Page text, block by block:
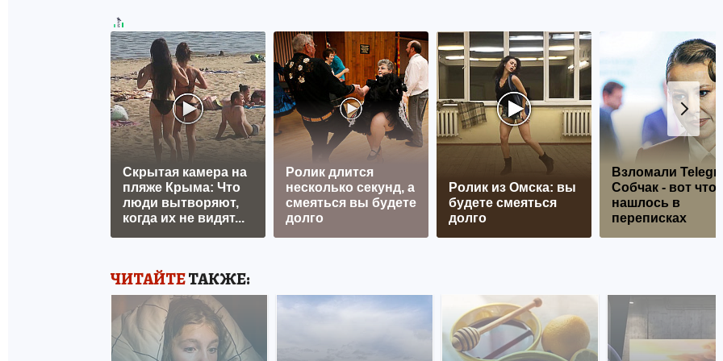
Скрытая камера на
пляже Крыма: Что
люди вытворяют,
когда их не видят...
Ролик длится
несколько секунд, а
смеяться вы будете
долго
Ролик из Омска: вы
будете смеяться
долго
Взломали
Собчак - вот что
нашлось в
переписках
ЧИТАЙТЕТАКЖЕ: